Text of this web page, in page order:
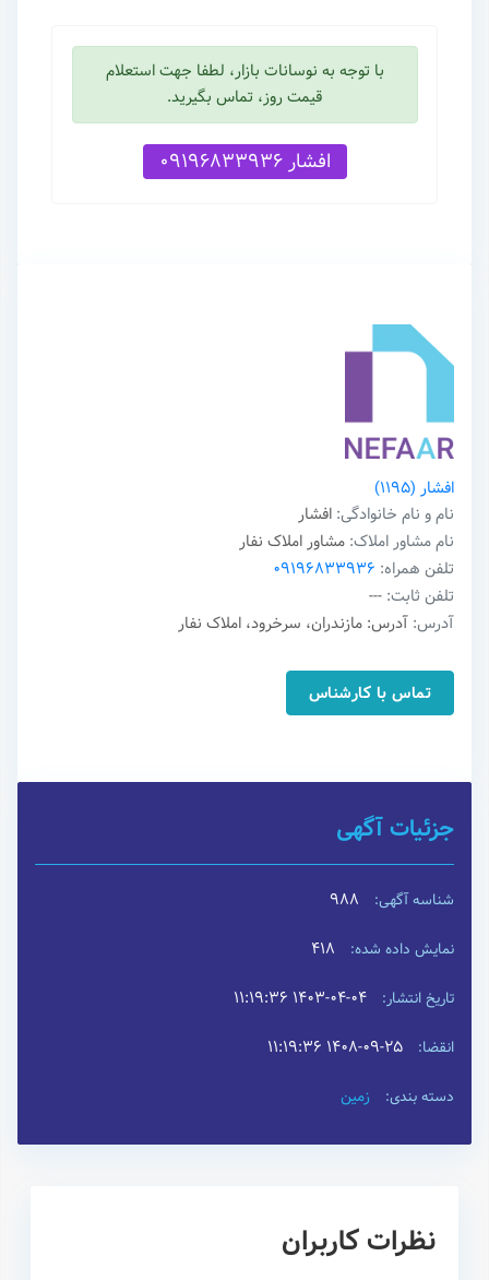
با توجه به نوسانات بازار، لطفا جهت استعلام
قیمت روز، تماس بگیرید.
افشار 09196833936
افشار (1195)
نام و نام خانوادگی: افشار
نام مشاور املاک: مشاور املاک نفار
تلفن همراه: 09196833936
تلفن ثابت: ---
آدرس: آدرس: مازندران، سرخرود، املاک نفار
تماس با کارشناس
جزئیات آگهی
شناسه آگهی: 988
نمایش داده شده: 418
تاریخ انتشار: ۱۴۰۳-۰۴-۰۴ ۱۱:۱۹:۳۶
انقضا: ۱۴۰۸-۰۹-۲۵ ۱۱:۱۹:۳۶
دسته بندی: زمین
نظرات کاربران